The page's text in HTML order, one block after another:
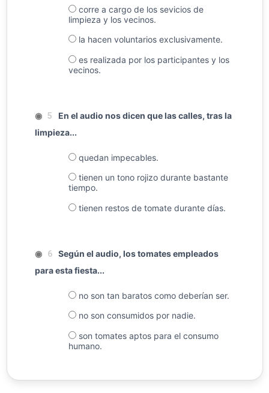
corre a cargo de los sevicios de
limpieza y los vecinos.
la hacen voluntarios exclusivamente.
es realizada por los participantes y los
vecinos.
◉ 5
En el audio nos dicen que las calles, tras la
limpieza...
quedan impecables.
tienen un tono rojizo durante bastante
tiempo.
tienen restos de tomate durante días.
◉ 6
Según el audio, los tomates empleados
para esta fiesta...
no son tan baratos como deberían ser.
no son consumidos por nadie.
son tomates aptos para el consumo
humano.